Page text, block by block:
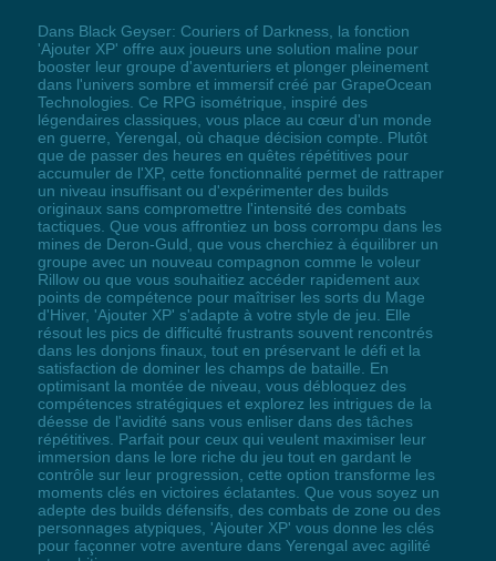
Dans Black Geyser: Couriers of Darkness, la fonction
'Ajouter XP' offre aux joueurs une solution maline pour
booster leur groupe d'aventuriers et plonger pleinement
dans l'univers sombre et immersif créé par GrapeOcean
Technologies. Ce RPG isométrique, inspiré des
légendaires classiques, vous place au cœur d'un monde
en guerre, Yerengal, où chaque décision compte. Plutôt
que de passer des heures en quêtes répétitives pour
accumuler de l'XP, cette fonctionnalité permet de rattraper
un niveau insuffisant ou d'expérimenter des builds
originaux sans compromettre l'intensité des combats
tactiques. Que vous affrontiez un boss corrompu dans les
mines de Deron-Guld, que vous cherchiez à équilibrer un
groupe avec un nouveau compagnon comme le voleur
Rillow ou que vous souhaitiez accéder rapidement aux
points de compétence pour maîtriser les sorts du Mage
d'Hiver, 'Ajouter XP' s'adapte à votre style de jeu. Elle
résout les pics de difficulté frustrants souvent rencontrés
dans les donjons finaux, tout en préservant le défi et la
satisfaction de dominer les champs de bataille. En
optimisant la montée de niveau, vous débloquez des
compétences stratégiques et explorez les intrigues de la
déesse de l'avidité sans vous enliser dans des tâches
répétitives. Parfait pour ceux qui veulent maximiser leur
immersion dans le lore riche du jeu tout en gardant le
contrôle sur leur progression, cette option transforme les
moments clés en victoires éclatantes. Que vous soyez un
adepte des builds défensifs, des combats de zone ou des
personnages atypiques, 'Ajouter XP' vous donne les clés
pour façonner votre aventure dans Yerengal avec agilité